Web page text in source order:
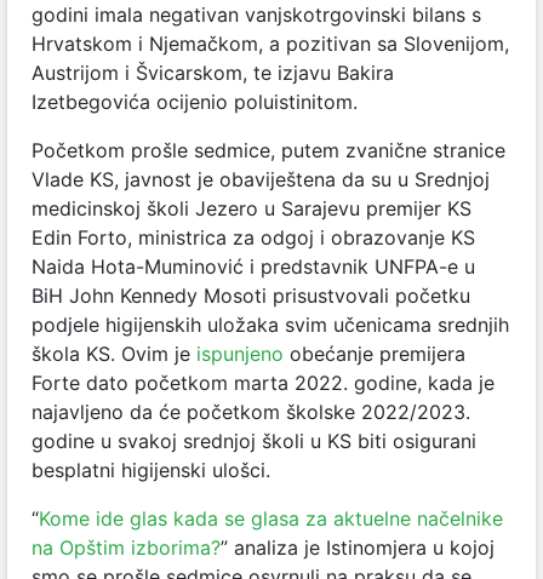
godini imala negativan vanjskotrgovinski bilans s
Hrvatskom i Njemačkom, a pozitivan sa Slovenijom,
Austrijom i Švicarskom, te izjavu Bakira
Izetbegovića ocijenio poluistinitom.
Početkom prošle sedmice, putem zvanične stranice
Vlade KS, javnost je obaviještena da su u Srednjoj
medicinskoj školi Jezero u Sarajevu premijer KS
Edin Forto, ministrica za odgoj i obrazovanje KS
Naida Hota-Muminović i predstavnik UNFPA-e u
BiH John Kennedy Mosoti prisustvovali početku
podjele higijenskih uložaka svim učenicama srednjih
škola KS. Ovim je ispunjeno obećanje premijera
Forte dato početkom marta 2022. godine, kada je
najavljeno da će početkom školske 2022/2023.
godine u svakoj srednjoj školi u KS biti osigurani
besplatni higijenski ulošci.
“Kome ide glas kada se glasa za aktuelne načelnike
na Opštim izborima?” analiza je Istinomjera u kojoj